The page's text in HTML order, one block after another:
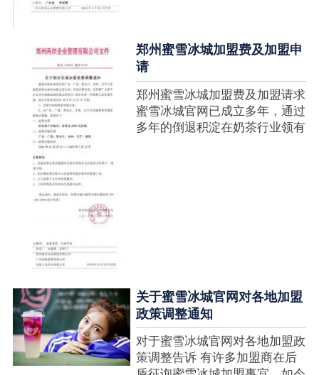
郑州蜜雪冰城加盟费及加盟申
请
郑州蜜雪冰城加盟费及加盟请求
蜜雪冰城官网已成立多年，通过
多年的倒退积淀在奶茶行业领有
关于蜜雪冰城官网对各地加盟
政策调整通知
对于蜜雪冰城官网对各地加盟政
策调整告诉 有许多加盟商在后